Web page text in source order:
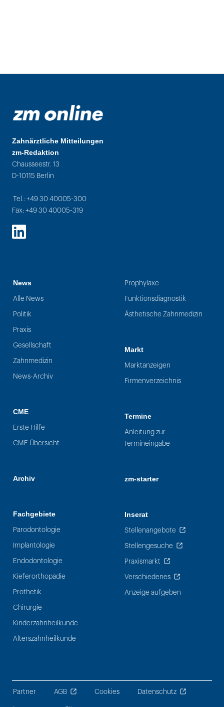
Zahnärztliche Mitteilungen
zm-Redaktion
Chausseestr. 13
D-10115 Berlin
Tel.: +49 30 40005-300
Fax: +49 30 40005-319
LinkedIn
News
Alle News
Politik
Praxis
Gesellschaft
Zahnmedizin
News-Archiv
CME
Erste Hilfe
CME Übersicht
Archiv
Fachgebiete
Parodontologie
Implantologie
Endodontologie
Kieferorthopädie
Prothetik
Chirurgie
Kinderzahnheilkunde
Alterszahnheilkunde
Prophylaxe
Funktionsdiagnostik
Ästhetische Zahnmedizin
Markt
Marktanzeigen
Firmenverzeichnis
Termine
Anleitung zur
Termineingabe
zm-starter
Inserat
Stellenangebote
Stellengesuche
Praxismarkt
Verschiedenes
Anzeige aufgeben
Partner AGB Cookies Datenschutz